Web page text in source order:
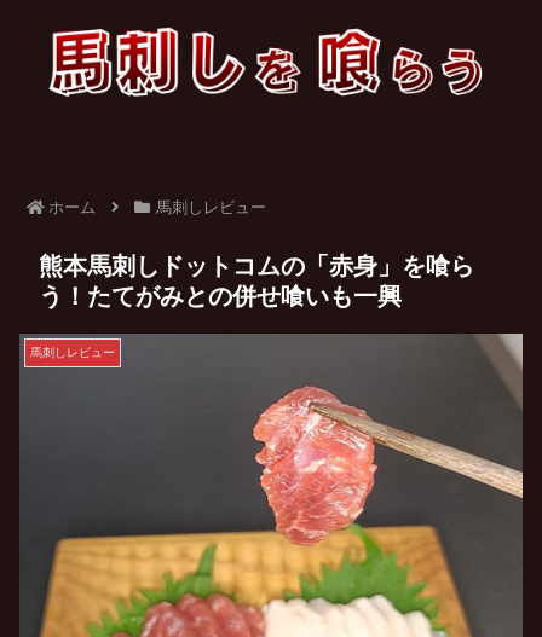
ホーム 馬刺しレビュー
熊本馬刺しドットコムの「赤身」を喰ら
う！たてがみとの併せ喰いも一興
馬刺しレビュー